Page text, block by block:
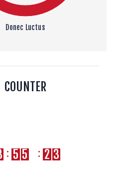
Donec Luctus
COUNTER
: 5 5 : 2 4